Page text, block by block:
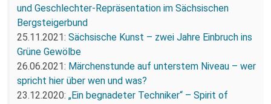
und Geschlechter-Repräsentation im Sächsischen
Bergsteigerbund
25.11.2021: Sächsische Kunst – zwei Jahre Einbruch ins
Grüne Gewölbe
26.06.2021: Märchenstunde auf unterstem Niveau – wer
spricht hier über wen und was?
23.12.2020: „Ein begnadeter Techniker“ – Spirit of